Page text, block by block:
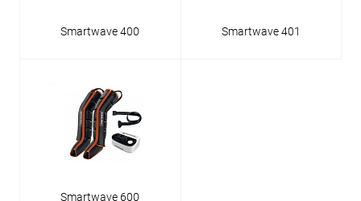
Smartwave 400 Smartwave 401
Smartwave 600